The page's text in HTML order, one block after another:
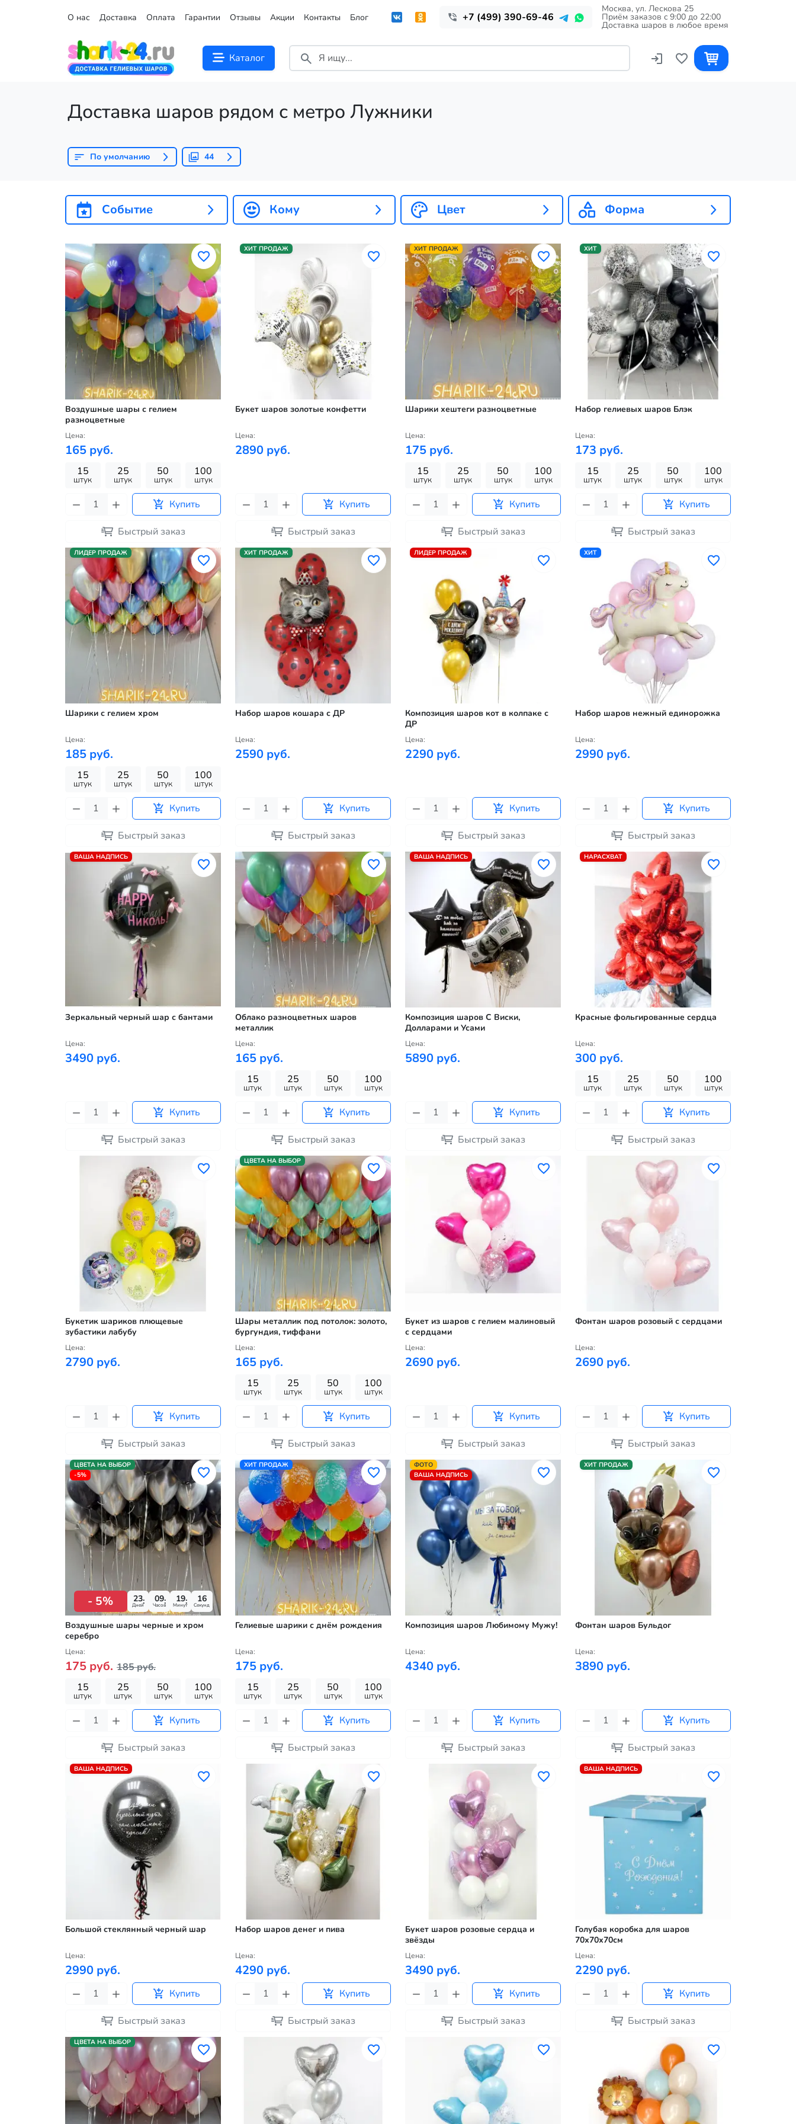
О нас Доставка Оплата Гарантии Отзывы Акции Контакты Блог +7 (499) 390-69-46
Москва, ул. Лескова 25
Приём заказов c 9:00 до 22:00
Доставка шаров в любое время
Каталог
Доставка шаров рядом с метро Лужники
По умолчанию 44
Событие Кому Цвет Форма
Воздушные шары с гелием
разноцветные
Цена:
165 руб.
15
штук
25
штук
50
штук
100
штук
Купить
Быстрый заказ
ХИТ ПРОДАЖ
Букет шаров золотые конфетти
Цена:
2890 руб.
Купить
Быстрый заказ
ХИТ ПРОДАЖ
Шарики хештеги разноцветные
Цена:
175 руб.
15
штук
25
штук
50
штук
100
штук
Купить
Быстрый заказ
ХИТ
Набор гелиевых шаров Блэк
Цена:
173 руб.
15
штук
25
штук
50
штук
100
штук
Купить
Быстрый заказ
ЛИДЕР ПРОДАЖ
Шарики с гелием хром
Цена:
185 руб.
15
штук
25
штук
50
штук
100
штук
Купить
Быстрый заказ
ХИТ ПРОДАЖ
Набор шаров кошара с ДР
Цена:
2590 руб.
Купить
Быстрый заказ
ЛИДЕР ПРОДАЖ
Композиция шаров кот в колпаке с
ДР
Цена:
2290 руб.
Купить
Быстрый заказ
ХИТ
Набор шаров нежный единорожка
Цена:
2990 руб.
Купить
Быстрый заказ
ВАША НАДПИСЬ
Зеркальный черный шар с бантами
Цена:
3490 руб.
Купить
Быстрый заказ
Облако разноцветных шаров
металлик
Цена:
165 руб.
15
штук
25
штук
50
штук
100
штук
Купить
Быстрый заказ
ВАША НАДПИСЬ
Композиция шаров С Виски,
Долларами и Усами
Цена:
5890 руб.
Купить
Быстрый заказ
НАРАСХВАТ
Красные фольгированные сердца
Цена:
300 руб.
15
штук
25
штук
50
штук
100
штук
Купить
Быстрый заказ
Букетик шариков плющевые
зубастики лабубу
Цена:
2790 руб.
Купить
Быстрый заказ
ЦВЕТА НА ВЫБОР
Шары металлик под потолок: золото,
бургундия, тиффани
Цена:
165 руб.
15
штук
25
штук
50
штук
100
штук
Купить
Быстрый заказ
Букет из шаров с гелием малиновый
с сердцами
Цена:
2690 руб.
Купить
Быстрый заказ
Фонтан шаров розовый с сердцами
Цена:
2690 руб.
Купить
Быстрый заказ
ЦВЕТА НА ВЫБОР
-5%
- 5% 23
Дней
09
Часов
19
Минут
15
Секунд
Воздушные шары черные и хром
серебро
Цена:
175 руб. 185 руб.
15
штук
25
штук
50
штук
100
штук
Купить
Быстрый заказ
ХИТ ПРОДАЖ
Гелиевые шарики с днём рождения
Цена:
175 руб.
15
штук
25
штук
50
штук
100
штук
Купить
Быстрый заказ
ФОТО
ВАША НАДПИСЬ
Композиция шаров Любимому Мужу!
Цена:
4340 руб.
Купить
Быстрый заказ
ХИТ ПРОДАЖ
Фонтан шаров Бульдог
Цена:
3890 руб.
Купить
Быстрый заказ
ВАША НАДПИСЬ
Большой стеклянный черный шар
Цена:
2990 руб.
Купить
Быстрый заказ
Набор шаров денег и пива
Цена:
4290 руб.
Купить
Быстрый заказ
Букет шаров розовые сердца и
звёзды
Цена:
3490 руб.
Купить
Быстрый заказ
ВАША НАДПИСЬ
Голубая коробка для шаров
70х70х70см
Цена:
2290 руб.
Купить
Быстрый заказ
ЦВЕТА НА ВЫБОР